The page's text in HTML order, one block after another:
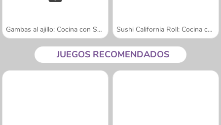
Gambas al ajillo: Cocina con Sara Sushi California Roll: Cocina con Sara
JUEGOS RECOMENDADOS